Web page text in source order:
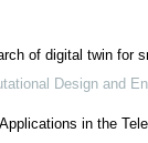
of digital twin for
Design and
in the